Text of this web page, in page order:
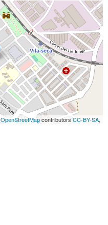
OpenStreetMapcontributors CC-BY-SA,